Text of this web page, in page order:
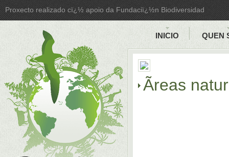
Proxecto realizado cï¿½ apoio da Fundaciï¿½n Biodiversidad
INICIO QUEN
Ãreas